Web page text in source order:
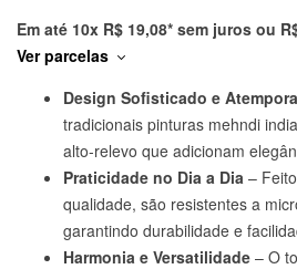
ace.
Em até 10x R$ 19,08* sem juros ou
Ver parcelas
Design Sofisticado e
tradicionais pinturas mehndi
alto-relevo que adicionam
Praticidade no Dia a Dia –
qualidade, são resistentes a
garantindo durabilidade e
Harmonia e Versatilidade – O